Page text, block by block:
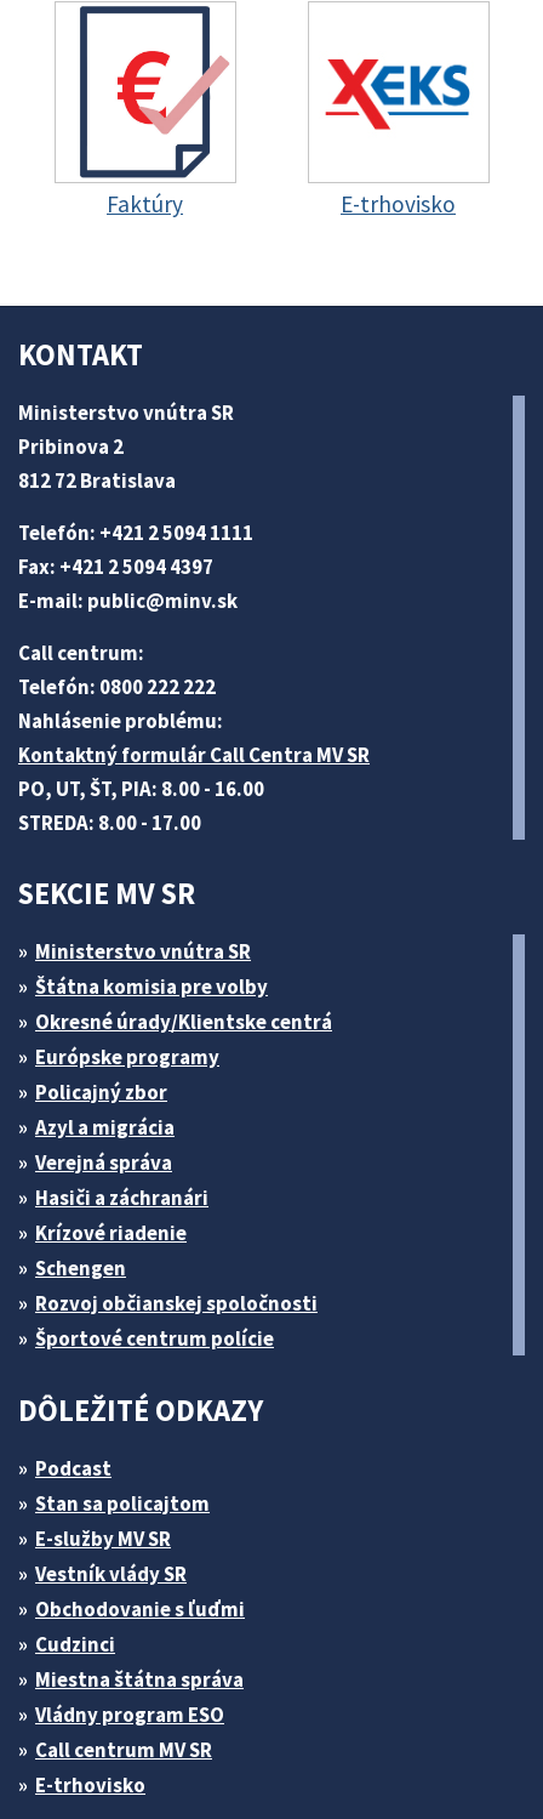
Faktúry E-trhovisko
KONTAKT
Ministerstvo vnútra SR
Pribinova 2
812 72 Bratislava
Telefón: +421 2 5094 1111
Fax: +421 2 5094 4397
E-mail: public@minv.sk
Call centrum:
Telefón: 0800 222 222
Nahlásenie problému:
Kontaktný formulár Call Centra MV SR
PO, UT, ŠT, PIA: 8.00 - 16.00
STREDA: 8.00 - 17.00
SEKCIE MV SR
Ministerstvo vnútra SR
Štátna komisia pre volby
Okresné úrady/Klientske centrá
Európske programy
Policajný zbor
Azyl a migrácia
Verejná správa
Hasiči a záchranári
Krízové riadenie
Schengen
Rozvoj občianskej spoločnosti
Športové centrum polície
DÔLEŽITÉ ODKAZY
Podcast
Stan sa policajtom
E-služby MV SR
Vestník vlády SR
Obchodovanie s ľuďmi
Cudzinci
Miestna štátna správa
Vládny program ESO
Call centrum MV SR
E-trhovisko